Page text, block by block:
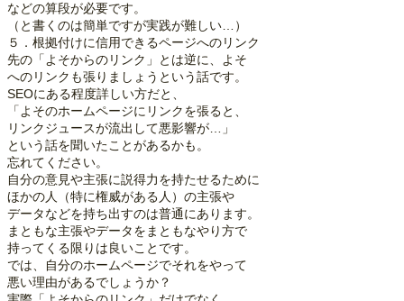
などの算段が必要です。
（と書くのは簡単ですが実践が難しい…）
５．根拠付けに信用できるページへのリンク
先の「よそからのリンク」とは逆に、よそ
へのリンクも張りましょうという話です。
SEOにある程度詳しい方だと、
「よそのホームページにリンクを張ると、
リンクジュースが流出して悪影響が…」
という話を聞いたことがあるかも。
忘れてください。
自分の意見や主張に説得力を持たせるために
ほかの人（特に権威がある人）の主張や
データなどを持ち出すのは普通にあります。
まともな主張やデータをまともなやり方で
持ってくる限りは良いことです。
では、自分のホームページでそれをやって
悪い理由があるでしょうか？